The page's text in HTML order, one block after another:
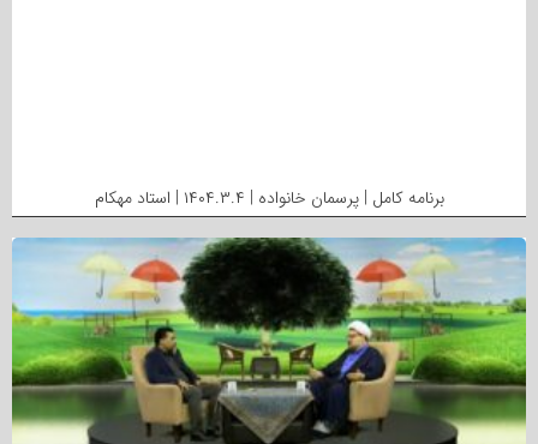
برنامه کامل | پرسمان خانواده | ۱۴۰۴.۳.۴ | استاد مهکام